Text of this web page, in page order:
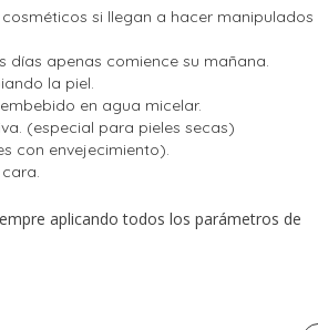
si llegan a hacer manipulados
apenas comience su mañana.
la piel.
en agua micelar.
(especial para pieles secas)
con envejecimiento).
aplicando todos los parámetros de